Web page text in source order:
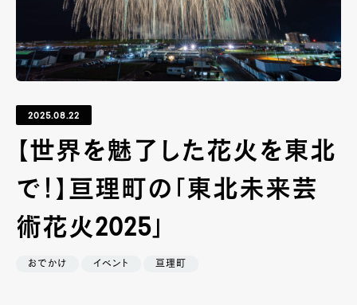
2025.08.22
【世界を魅了した花火を東北
で！】亘理町の「東北未来芸
術花火2025」
おでかけ イベント 亘理町